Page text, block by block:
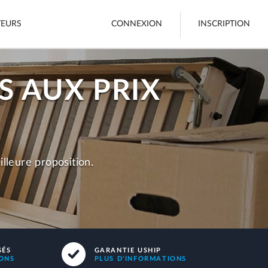
Fret
Bateaux
Voir tout
annonce
CONNEXION INSCRIPTION
AUX PRIX
proposition.
GARANTIE USHIP
PLUS D'INFORMATIONS